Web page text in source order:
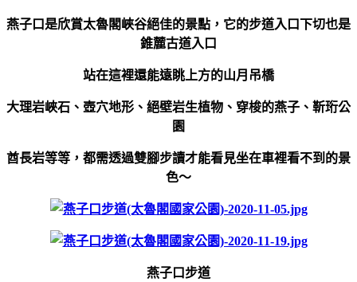
燕子口是欣賞太魯閣峽谷絕佳的景點，它的步道入口下切也是
錐麓古道入口
站在這裡還能遠眺上方的山月吊橋
大理岩峽石、壺穴地形、絕壁岩生植物、穿梭的燕子、 靳珩公
園
酋長岩等等，都需透過雙腳步讀才能看見坐在車裡看不到的景
色～
燕子口步道